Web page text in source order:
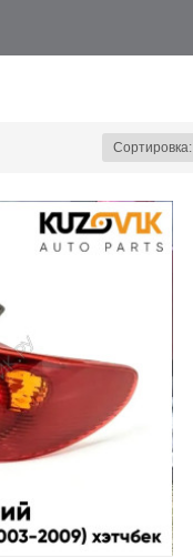
Сортировка: